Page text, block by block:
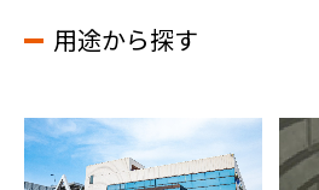
用途から探す